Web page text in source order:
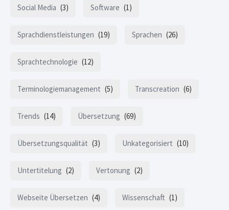
Social Media (3) Software (1)
Sprachdienstleistungen (19) Sprachen (26)
Sprachtechnologie (12)
Terminologiemanagement (5) Transcreation (6)
Trends (14) Übersetzung (69)
Übersetzungsqualität (3) Unkategorisiert (10)
Untertitelung (2) Vertonung (2)
Webseite Übersetzen (4) Wissenschaft (1)